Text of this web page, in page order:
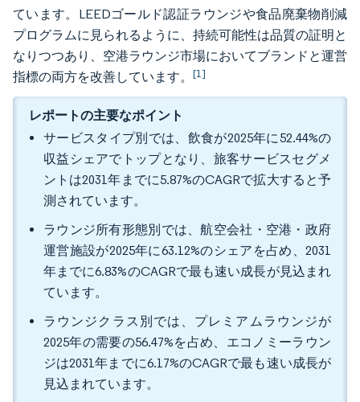
ています。LEEDゴールド認証ラウンジや食品廃棄物削減
プログラムに見られるように、持続可能性は品質の証明と
なりつつあり、空港ラウンジ市場においてブランドと運営
指標の両方を改善しています。 [1]
レポートの主要なポイント
サービスタイプ別では、飲食が2025年に52.44%の
収益シェアでトップとなり、旅客サービスセグメ
ントは2031年までに5.87%のCAGRで拡大すると予
測されています。
ラウンジ所有形態別では、航空会社・空港・政府
運営施設が2025年に63.12%のシェアを占め、2031
年までに6.83%のCAGRで最も速い成長が見込まれ
ています。
ラウンジクラス別では、プレミアムラウンジが
2025年の需要の56.47%を占め、エコノミーラウン
ジは2031年までに6.17%のCAGRで最も速い成長が
見込まれています。